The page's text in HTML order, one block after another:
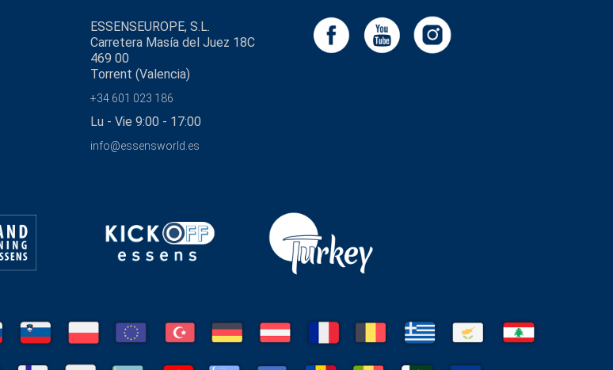
ESSENSEUROPE, S.L.
Carretera Masía del Juez 18C
469 00
Torrent (Valencia)
+34 601 023 186
Lu - Vie 9:00 - 17:00
info@essensworld.es